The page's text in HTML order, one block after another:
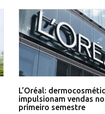
L’Oréal:
impulsionam vendas no
primeiro semestre